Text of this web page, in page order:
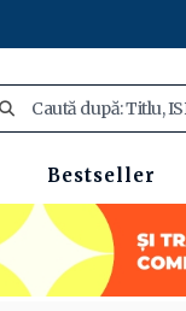
Bestseller